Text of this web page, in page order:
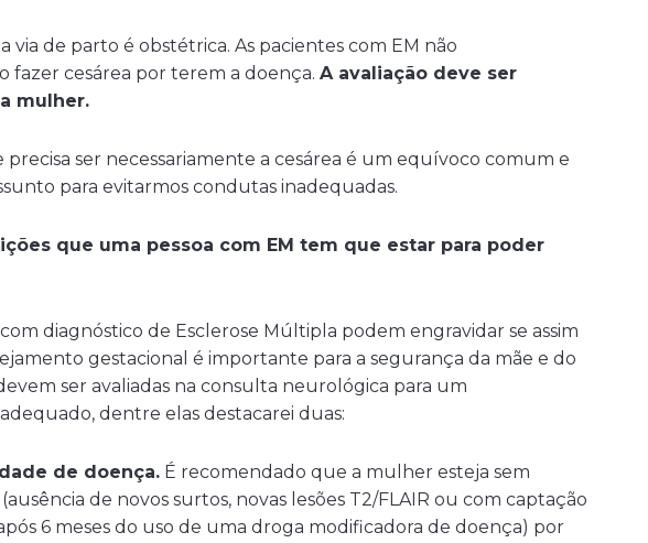
via de parto é obstétrica. As pacientes com EM não
fazer cesárea por terem a doença. A avaliação deve ser
mulher.
ser necessariamente a cesárea é um equívoco comum e
para evitarmos condutas inadequadas.
que uma pessoa com EM tem que estar para poder
diagnóstico de Esclerose Múltipla podem engravidar se assim
gestacional é importante para a segurança da mãe e do
ser avaliadas na consulta neurológica para um
dentre elas destacarei duas:
de doença.É recomendado que a mulher esteja sem
de novos surtos, novas lesões T2/FLAIR ou com captação
6 meses do uso de uma droga modificadora de doença) por